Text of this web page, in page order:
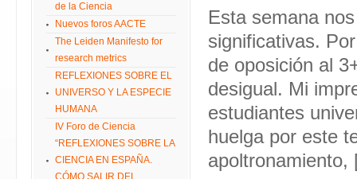
Esta semana
significativas.
de oposición al
desigual. Mi
estudiantes
huelga por este
de la Ciencia
Nuevos foros AACTE
The Leiden Manifesto for
research metrics
REFLEXIONES SOBRE EL
UNIVERSO Y LA ESPECIE
HUMANA
IV Foro de Ciencia
“REFLEXIONES SOBRE LA
CIENCIA EN ESPAÑA.
CÓMO SALIR DEL